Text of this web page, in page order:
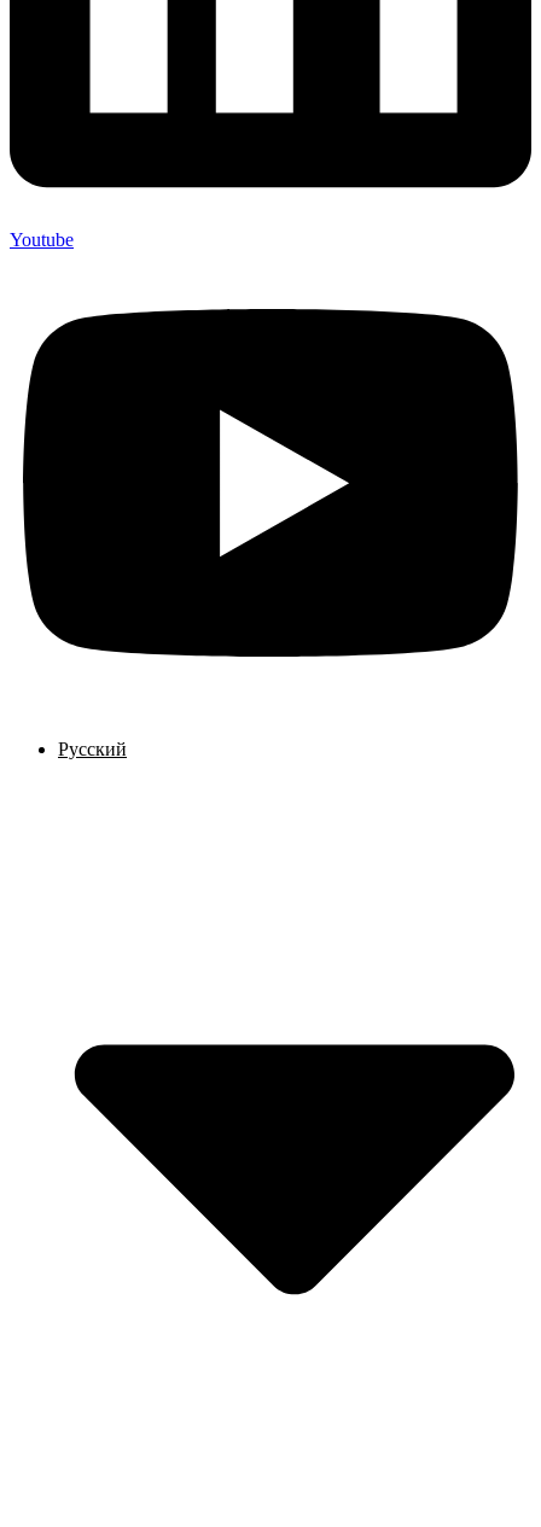
Youtube
Русский